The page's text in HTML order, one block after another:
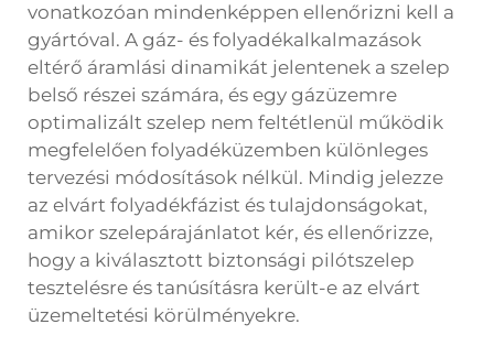
vonatkozóan mindenképpen ellenőrizni kell a
gyártóval. A gáz- és folyadékalkalmazások
eltérő áramlási dinamikát jelentenek a szelep
belső részei számára, és egy gázüzemre
optimalizált szelep nem feltétlenül működik
megfelelően folyadéküzemben különleges
tervezési módosítások nélkül. Mindig jelezze
az elvárt folyadékfázist és tulajdonságokat,
amikor szelepárajánlatot kér, és ellenőrizze,
hogy a kiválasztott biztonsági pilótszelep
tesztelésre és tanúsításra került-e az elvárt
üzemeltetési körülményekre.